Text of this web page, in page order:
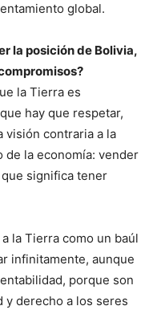
global.
la posición de Bolivia,
la Tierra es
hay que respetar,
visión contraria a la
de la economía: vender
significa tener
la Tierra como un baúl
infinitamente, aunque
porque son
y derecho a los seres